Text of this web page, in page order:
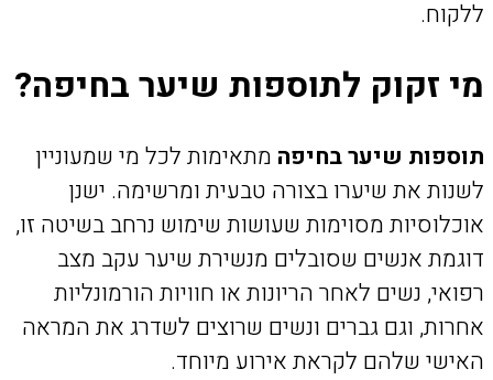
ללקוח.
מי זקוק לתוספות שיער בחיפה?
תוספות שיער בחיפה מתאימות לכל מי שמעוניין
לשנות את שיערו בצורה טבעית ומרשימה. ישנן
אוכלוסיות מסוימות שעושות שימוש נרחב בשיטה זו,
דוגמת אנשים שסובלים מנשירת שיער עקב מצב
רפואי, נשים לאחר הריונות או חוויות הורמונליות
אחרות, וגם גברים ונשים שרוצים לשדרג את המראה
האישי שלהם לקראת אירוע מיוחד.